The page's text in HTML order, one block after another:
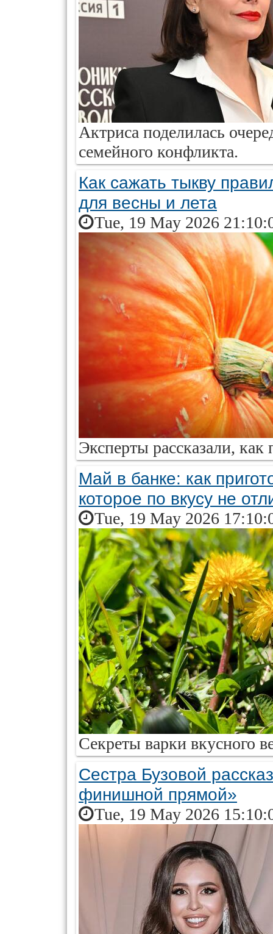
Актриса поделилась
семейного конфликта.
Как сажать тыкву
для весны и лета
Tue, 19 May 2026
Эксперты рассказали,
Май в банке: как
которое по вкусу не
Tue, 19 May 2026
Секреты варки вкусного
Сестра Бузовой
финишной прямой»
Tue, 19 May 2026